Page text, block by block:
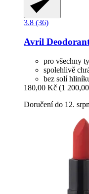
3.8 (36)
Avril
pro všechny
spolehlivě
bez solí
180,00 Kč (1
Doručení do 12.